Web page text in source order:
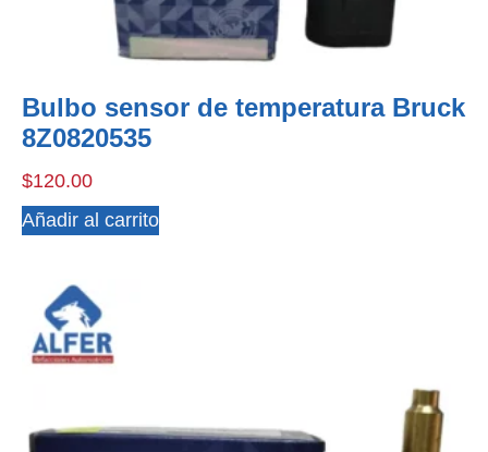
Bulbo sensor de temperatura Bruck
8Z0820535
$120.00
Añadir al carrito